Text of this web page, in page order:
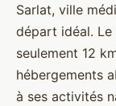
Sarlat, ville
départ idéal. Le
seulement 12
hébergements
à ses activités